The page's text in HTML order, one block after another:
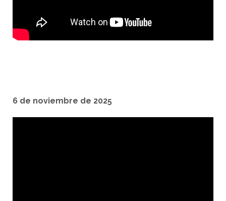
6 de noviembre de 2025